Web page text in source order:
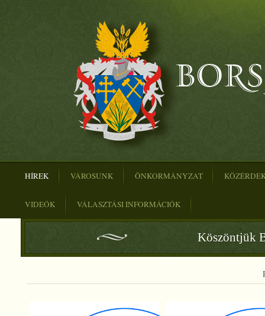
HÍREK VÁROSUNK ÖNKORMÁNYZAT
VIDEÓK VÁLASZTÁSI INFORMÁCIÓK
Köszöntjük